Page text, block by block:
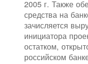
2005 г. Также
средства на
зачисляется
инициатора
остатком,
российском